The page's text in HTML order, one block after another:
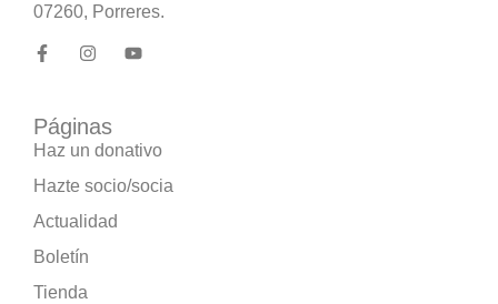
07260, Porreres.
Páginas
Haz un donativo
Hazte socio/socia
Actualidad
Boletín
Tienda